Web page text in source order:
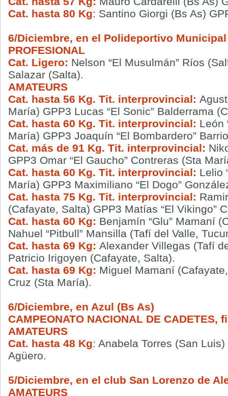
Cat. hasta 80 Kg: Santino Giorgi (Bs As)
6/Diciembre, en el Polideportivo
PROFESIONAL
Cat. Ligero: Nelson “El Musulmán” Ríos
Salazar (Salta).
AMATEURS
Cat. hasta 56 Kg. Tit. interprovincial:
María) GPP3 Lucas “El Sonic” Balderrama
Cat. hasta 60 Kg. Tit. interprovincial: León
María) GPP3 Joaquín “El Bombardero”
Cat. más de 91 Kg. Tit. interprovincial:
GPP3 Omar “El Gaucho” Contreras (Sta
Cat. hasta 60 Kg. Tit. interprovincial: Lelio
María) GPP3 Maximiliano “El Dogo”
Cat. hasta 75 Kg. Tit. interprovincial:
(Cafayate, Salta) GPP3 Matías “El Vikingo”
Cat. hasta 60 Kg: Benjamín “Glu” Mamaní
Nahuel “Pitbull” Mansilla (Tafí del Valle,
Cat. hasta 69 Kg: Alexander Villegas (Tafí
Patricio Irigoyen (Cafayate, Salta).
Cat. hasta 69 Kg: Miguel Mamaní
Cruz (Sta María).
6/Diciembre, en Azul (Bs As)
CAMPEONATO NACIONAL DE CADETES,
AMATEURS
Cat. hasta 48 Kg: Anabela Torres (San
Agüero.
5/Diciembre, en el club San Lorenzo de
AMATEURS